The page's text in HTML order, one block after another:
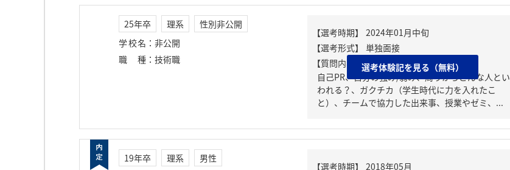
25年卒 理系
性別非公開
学校名 ： 非公開
職種 ： 技術職
【質問内容・課題】
自己PR、自分の強み/弱み、周りからどんな人とい
われる？、ガクチカ（学生時代に力を入れたこ
と）、チームで協力した出来事、授業やゼミ、...
選考体験記を見る（無料）
19年卒 理系
男性